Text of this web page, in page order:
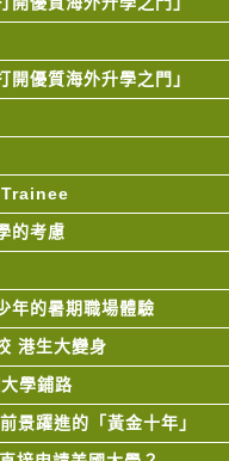
優質海外升學之門」
的考慮
年的暑期職場體驗
港生大變身
學鋪路
景躍進的「黃金十年」